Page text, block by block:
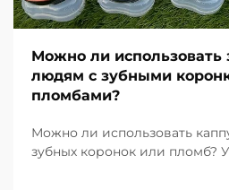
Можно ли использовать
людям с зубными
пломбами?
Можно ли использовать
зубных коронок или пломб?